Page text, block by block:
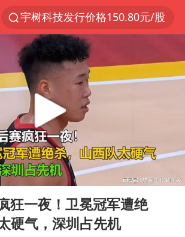
宇树科技发行价格150.80元/股
我国编制完成新版全月地质图
台风白海豚即将进入48小时警戒线
郑国霖回应去景区上班被保安拦下
中央气象台发布台风黄色预警
感觉全东北都在等7号
扎哈罗娃批广岛市长不提美国原子弹
金饰克价大幅跳涨
狂一夜！卫冕冠军遭绝
硬气，深圳占先机